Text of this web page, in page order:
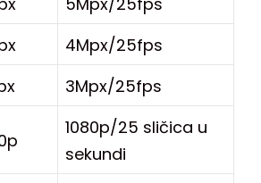
5Mpx/25fps
4Mpx/25fps
3Mpx/25fps
1080p/25 sličica u
sekundi